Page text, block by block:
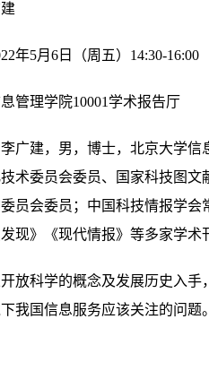
年5月6日（周五）14:30-16:00
管理学院10001学术报告厅
李广建，男，博士，北京大学信
术委员会委员、国家科技图
员会委员；中国科技情报学
现》《现代情报》等多家学术
开放科学的概念及发展历史入手
我国信息服务应该关注的问题。